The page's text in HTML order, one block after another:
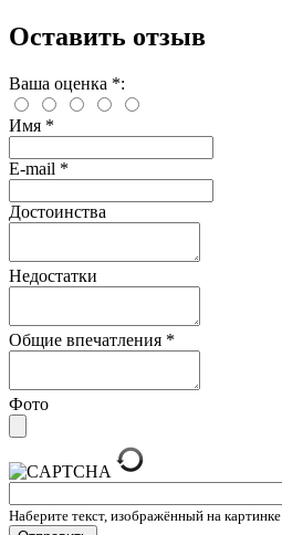
Оставить отзыв
Ваша оценка *:
Имя *
E-mail *
Достоинства
Недостатки
Общие впечатления *
Фото
Наберите текст, изображённый на картинке